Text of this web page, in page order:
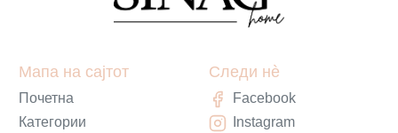
Мапа на сајтот
Почетна
Категории
Следи нè
Facebook
Instagram